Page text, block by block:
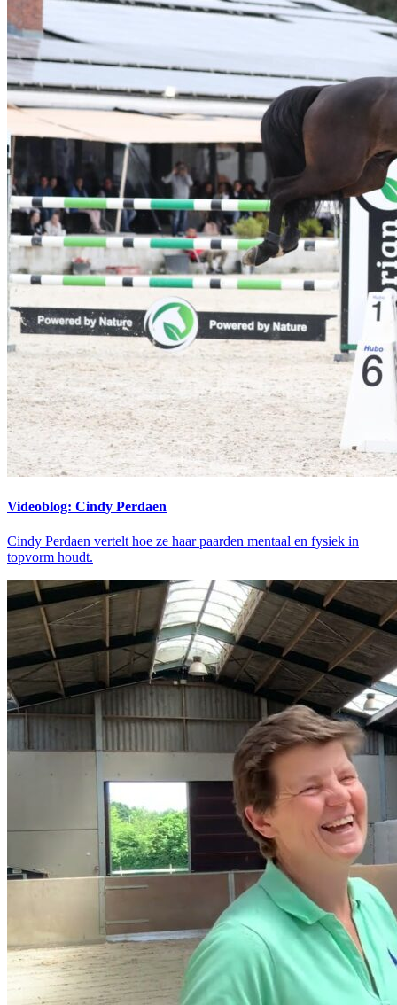
Videoblog: Cindy Perdaen
Cindy Perdaen vertelt hoe ze haar paarden mentaal en fysiek in
topvorm houdt.